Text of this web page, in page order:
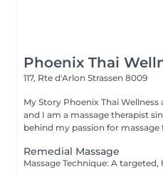
Phoenix Thai
117, Rte d'Arlon Strassen 8009
My Story Phoenix Thai
and I am a massage therapist
behind my passion for massage
Remedial Massage